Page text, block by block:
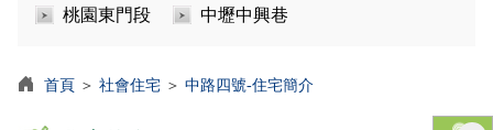
桃園東門段 中壢中興巷
首頁 ＞ 社會住宅 ＞ 中路四號-住宅簡介